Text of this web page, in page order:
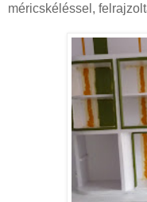
méricskéléssel,